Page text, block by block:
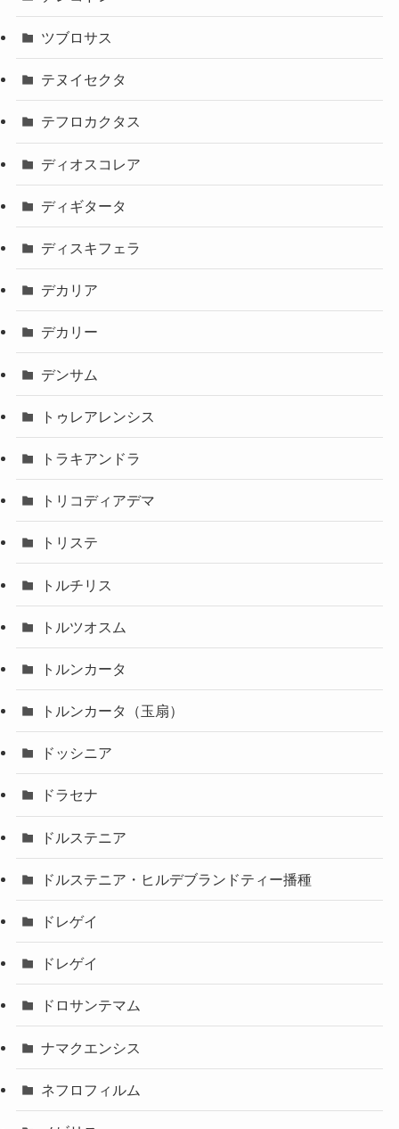
ツブロサス
テヌイセクタ
テフロカクタス
ディオスコレア
ディギタータ
ディスキフェラ
デカリア
デカリー
デンサム
トゥレアレンシス
トラキアンドラ
トリコディアデマ
トリステ
トルチリス
トルツオスム
トルンカータ
トルンカータ（玉扇）
ドッシニア
ドラセナ
ドルステニア
ドルステニア・ヒルデブランドティー播種
ドレゲイ
ドレゲイ
ドロサンテマム
ナマクエンシス
ネフロフィルム